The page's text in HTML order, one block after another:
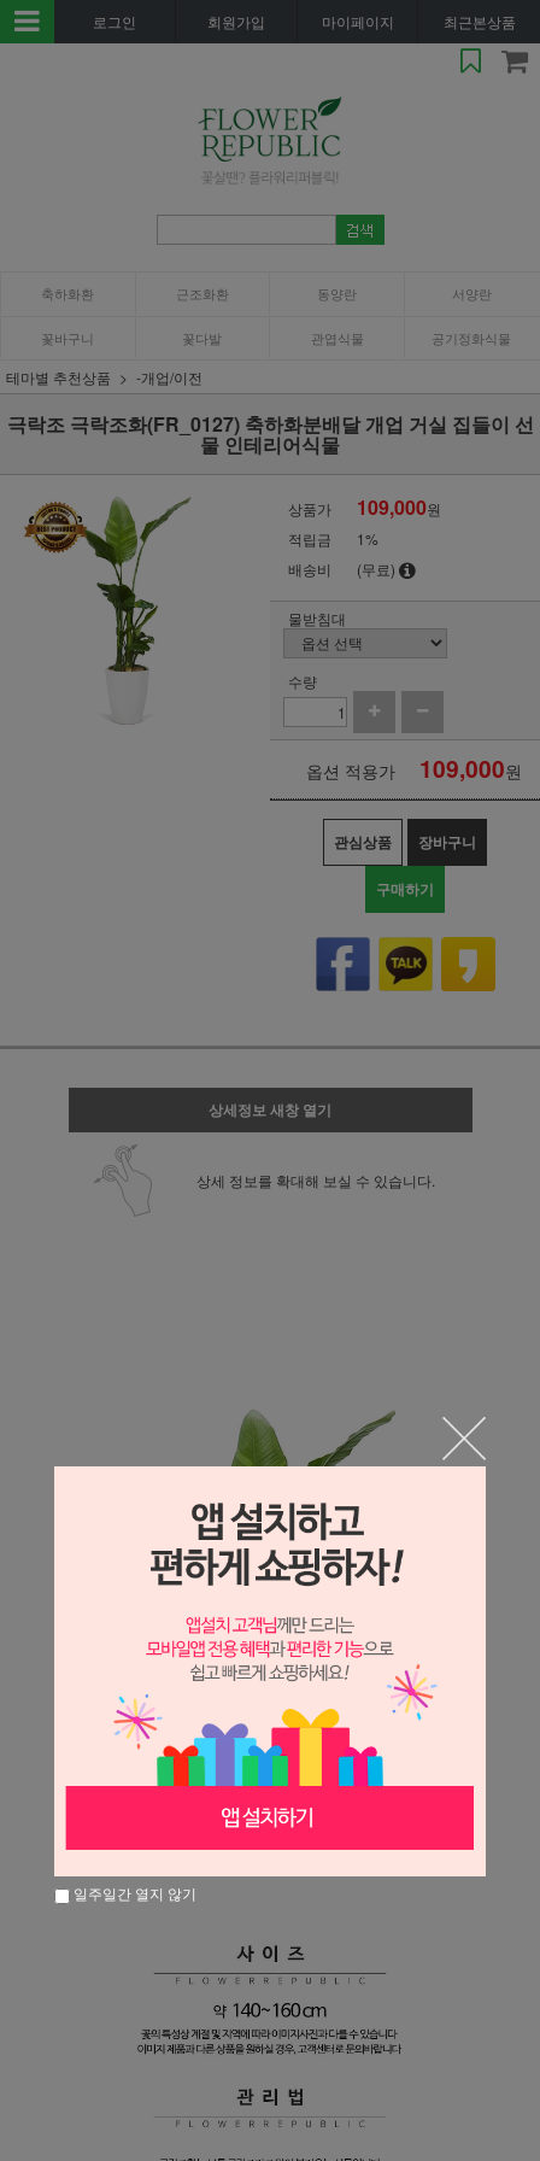
로그인 회원가입 마이페이지 최근본상품
축하화환 근조화환 동양란 서양란
꽃바구니 꽃다발 관엽식물 공기정화식물
테마별 추천상품 -개업/이전
극락조 극락조화(FR_0127) 축하화분배달 개업 거실 집들이 선
물 인테리어식물
상품가 109,000원
적립금
1%
배송비
(무료)
물받침대
수량
옵션 적용가 109,000원
관심상품 장바구니
구매하기
상세정보 새창 열기
상세 정보를 확대해 보실 수 있습니다.
일주일간 열지 않기